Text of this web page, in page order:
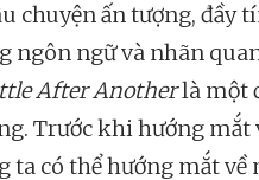
chuyện ấn tượng, đầy
ngôn ngữ và nhãn
After Anotherlà một
Trước khi hướng mắt
ta có thể hướng mắt về